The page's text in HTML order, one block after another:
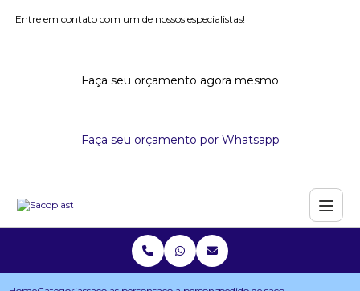
Entre em contato com um de nossos especialistas!
Faça seu orçamento agora mesmo
Faça seu orçamento por Whatsapp